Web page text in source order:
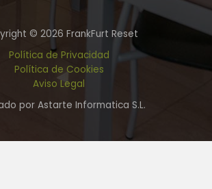
© 2026 FrankFurt Reset
Política de Privacidad
Política de Cookies
Aviso Legal
por Astarte Informatica S.L.